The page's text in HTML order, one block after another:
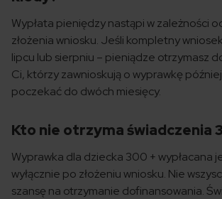
Wypłata pieniędzy nastąpi w zależności
złożenia wniosku. Jeśli kompletny
lipcu lub sierpniu – pieniądze otrzymasz
Ci, którzy zawnioskują o wyprawkę
poczekać do dwóch miesięcy.
Kto nie otrzyma świadczenia
Wyprawka dla dziecka 300 + wypłacana
wyłącznie po złożeniu wniosku. Nie
szansę na otrzymanie dofinansowania.